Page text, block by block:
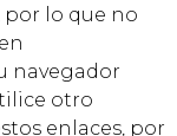
por lo que no
navegador
otro
enlaces, por